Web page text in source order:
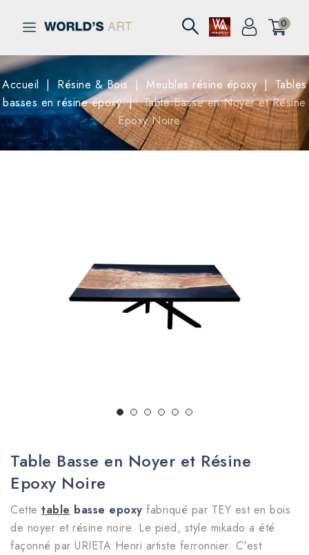
0
Accueil Résine & Bois Meubles résine époxy
Tables
basses en résine époxy
Table Basse en Noyer et Résine
Epoxy Noire
Table Basse en Noyer et Résine
Epoxy Noire
Cette table basse epoxy fabriqué par TEY est en bois
de noyer et résine noire. Le pied, style mikado a été
façonné par URIETA Henri artiste ferronnier. C'est